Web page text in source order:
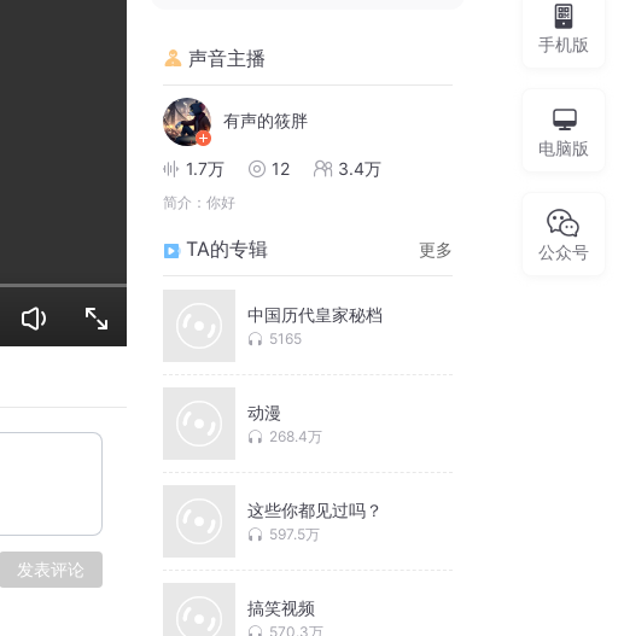
发表评论
声音主播
有声的筱胖
1.7万 12 3.4万
简介： 你好
TA的专辑 更多
中国历代皇家秘档
5165
动漫
268.4万
这些你都见过吗？
597.5万
搞笑视频
570.3万
手机版
电脑版
公众号